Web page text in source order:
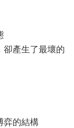
卻產生了最壞的
弈的結構